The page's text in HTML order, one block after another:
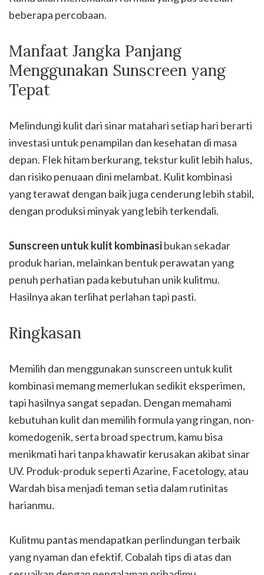
beberapa percobaan.
Manfaat Jangka Panjang
Menggunakan Sunscreen yang
Tepat
Melindungi kulit dari sinar matahari setiap hari berarti
investasi untuk penampilan dan kesehatan di masa
depan. Flek hitam berkurang, tekstur kulit lebih halus,
dan risiko penuaan dini melambat. Kulit kombinasi
yang terawat dengan baik juga cenderung lebih stabil,
dengan produksi minyak yang lebih terkendali.
Sunscreen untuk kulit kombinasibukan sekadar
produk harian, melainkan bentuk perawatan yang
penuh perhatian pada kebutuhan unik kulitmu.
Hasilnya akan terlihat perlahan tapi pasti.
Ringkasan
Memilih dan menggunakan sunscreen untuk kulit
kombinasi memang memerlukan sedikit eksperimen,
tapi hasilnya sangat sepadan. Dengan memahami
kebutuhan kulit dan memilih formula yang ringan, non-
komedogenik, serta broad spectrum, kamu bisa
menikmati hari tanpa khawatir kerusakan akibat sinar
UV. Produk-produk seperti Azarine, Facetology, atau
Wardah bisa menjadi teman setia dalam rutinitas
harianmu.
Kulitmu pantas mendapatkan perlindungan terbaik
yang nyaman dan efektif. Cobalah tips di atas dan